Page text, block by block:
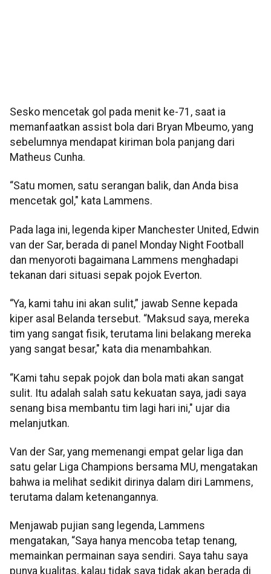
Sesko mencetak gol pada menit ke-71, saat ia
memanfaatkan assist bola dari Bryan Mbeumo, yang
sebelumnya mendapat kiriman bola panjang dari
Matheus Cunha.
“Satu momen, satu serangan balik, dan Anda bisa
mencetak gol," kata Lammens.
Pada laga ini, legenda kiper Manchester United, Edwin
van der Sar, berada di panel Monday Night Football
dan menyoroti bagaimana Lammens menghadapi
tekanan dari situasi sepak pojok Everton.
“Ya, kami tahu ini akan sulit,” jawab Senne kepada
kiper asal Belanda tersebut. “Maksud saya, mereka
tim yang sangat fisik, terutama lini belakang mereka
yang sangat besar," kata dia menambahkan.
“Kami tahu sepak pojok dan bola mati akan sangat
sulit. Itu adalah salah satu kekuatan saya, jadi saya
senang bisa membantu tim lagi hari ini," ujar dia
melanjutkan.
Van der Sar, yang memenangi empat gelar liga dan
satu gelar Liga Champions bersama MU, mengatakan
bahwa ia melihat sedikit dirinya dalam diri Lammens,
terutama dalam ketenangannya.
Menjawab pujian sang legenda, Lammens
mengatakan, “Saya hanya mencoba tetap tenang,
memainkan permainan saya sendiri. Saya tahu saya
punya kualitas, kalau tidak saya tidak akan berada di